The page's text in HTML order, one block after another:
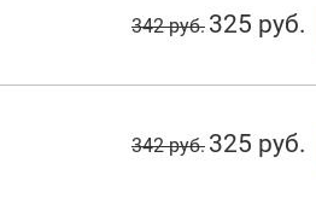
342 руб. 325 руб.
342 руб. 325 руб.